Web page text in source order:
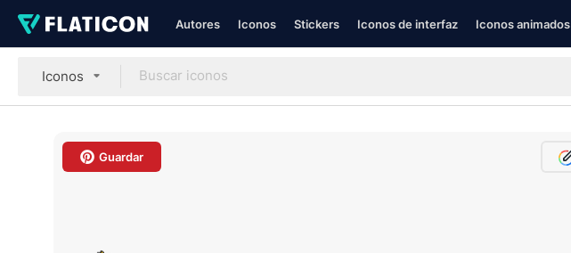
Autores Iconos Stickers Iconos de interfaz Iconos animados
Iconos
Guardar